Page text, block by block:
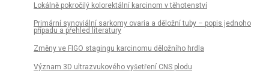
Lokálně pokročilý kolorektální karcinom v těhotenství
Primární synoviální sarkomy ovaria a děložní tuby – popis jednoho
případu a přehled literatury
Změny ve FIGO stagingu karcinomu děložního hrdla
Význam 3D ultrazvukového vyšetření CNS plodu